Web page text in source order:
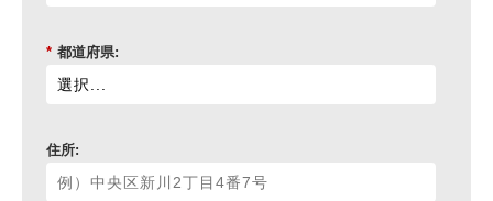
* 都道府県:
住所: